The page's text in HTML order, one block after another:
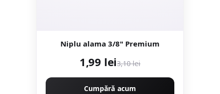
Niplu alama 3/8" Premium
1,99 lei3,10 lei
Cumpără acum